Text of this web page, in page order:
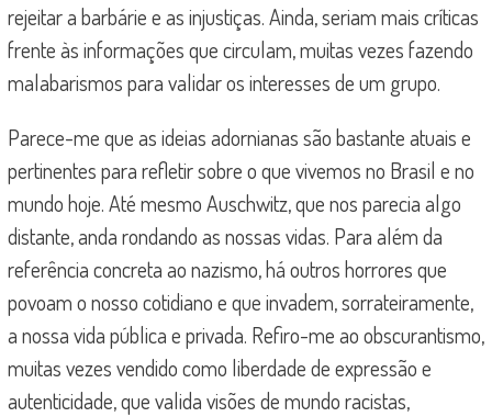
rejeitar a barbárie e as injustiças. Ainda, seriam mais críticas
frente às informações que circulam, muitas vezes fazendo
malabarismos para validar os interesses de um grupo.
Parece-me que as ideias adornianas são bastante atuais e
pertinentes para refletir sobre o que vivemos no Brasil e no
mundo hoje. Até mesmo Auschwitz, que nos parecia algo
distante, anda rondando as nossas vidas. Para além da
referência concreta ao nazismo, há outros horrores que
povoam o nosso cotidiano e que invadem, sorrateiramente,
a nossa vida pública e privada. Refiro-me ao obscurantismo,
muitas vezes vendido como liberdade de expressão e
autenticidade, que valida visões de mundo racistas,